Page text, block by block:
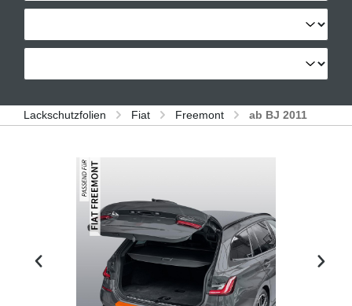
Lackschutzfolien Fiat Freemont ab BJ 2011
Bildergalerie überspringen